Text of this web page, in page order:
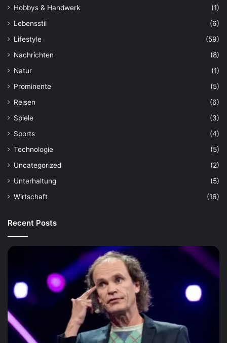
Hobbys & Handwerk
(1)
Lebensstil
(6)
Lifestyle
(59)
Nachrichten
(8)
Natur
(1)
Prominente
(5)
Reisen
(6)
Spiele
(3)
Sports
(4)
Technologie
(5)
Uncategorized
(2)
Unterhaltung
(5)
Wirtschaft
(16)
Recent Posts